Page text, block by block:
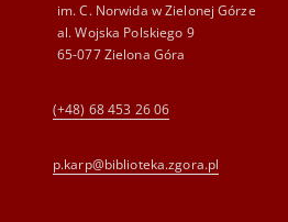
im. C. Norwida w Zielonej Górze
al. Wojska Polskiego 9
65-077 Zielona Góra
(+48) 68 453 26 06
p.karp@biblioteka.zgora.pl